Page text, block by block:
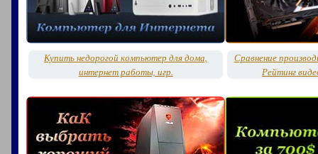
Купить недорогой компьютер для дома,
интернет работы, игр.
Сравнение
Рейтинг